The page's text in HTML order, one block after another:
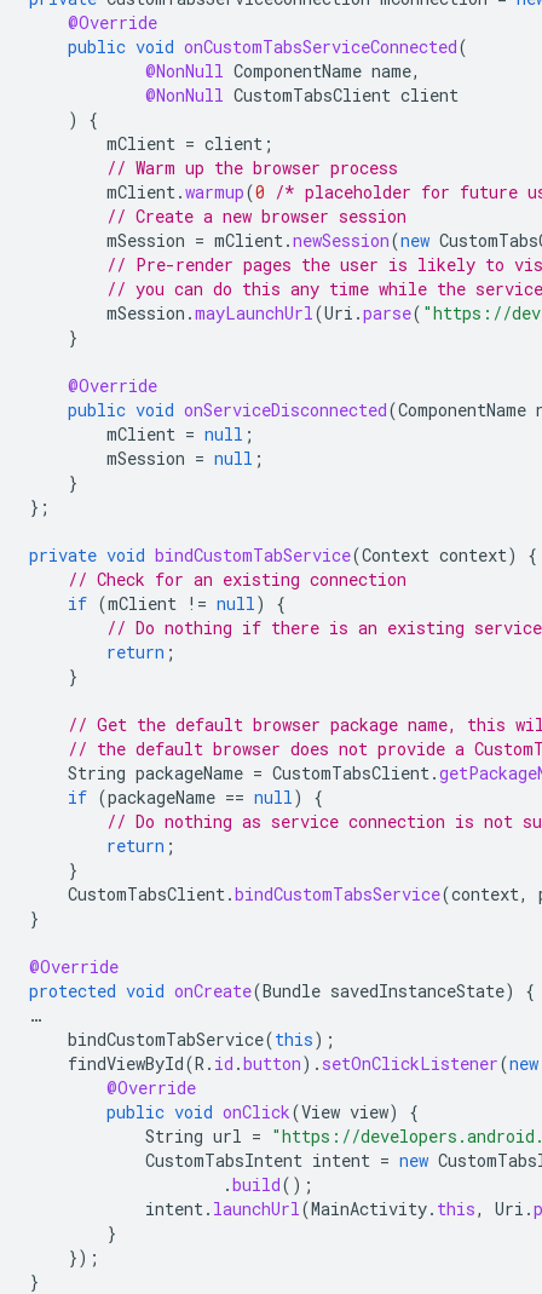
@Override
public void onCustomTabsServiceConnected(
@NonNull ComponentName name,
@NonNull CustomTabsClient client
)
{
mClient = client ;
// Warm up the browser process
mClient.warmup(0 /* placeholder for future
// Create a new browser session
mSession = mClient.newSession(new
// Pre-render pages the user is likely to
// you can do this any time while the
mSession .mayLaunchUrl(Uri .parse( "https://
}
@Override
public void onServiceDisconnected(ComponentName
mClient = null ;
mSession = null ;
}
};
private void bindCustomTabService(Context context)
{
// Check for an existing connection
if (mClient != null)
{
// Do nothing if there is an existing service
return ;
}
// Get the default browser package name, this
// the default browser does not provide a
String packageName = CustomTabsClient.
if (packageName == null)
{
// Do nothing as service connection is not
return ;
}
CustomTabsClient.bindCustomTabsService(context,
}
@Override
protected void onCreate(Bundle savedInstanceState)
{
…
bindCustomTabService(this);
findViewById(R . id .button). setOnClickListener(new
@Override
public void onClick(View view)
{
String url = "https://
CustomTabsIntent intent = new
.build();
intent. launchUrl(MainActivity. this, Uri .
}
});
}